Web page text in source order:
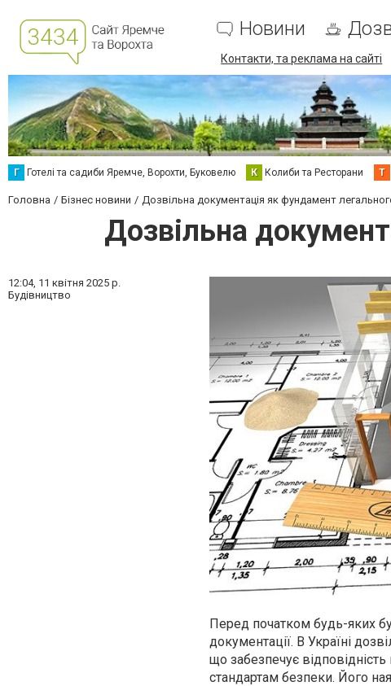
Новини
Контакти, та реклама на сайті
Г Готелі та садиби Яремче, Ворохти, Буковелю К Колиби та Ресторани Т
Головна Бізнес новини Дозвільна документація як фундамент
Дозвільна
12:04, 11 квітня 2025 р.
Будівництво
Перед початком будь-яких
документації. В Україні
що забезпечує
стандартам безпеки. Його